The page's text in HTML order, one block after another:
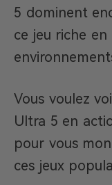
5 dominent
ce jeu riche
Vous voulez
Ultra 5 en
pour vous
ces jeux